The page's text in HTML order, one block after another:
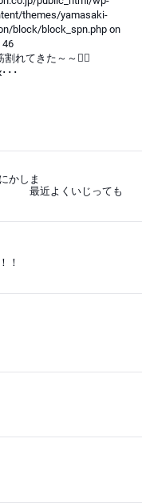
themes/yamasaki-
block/block_spn.php on
46
割れてきた～～🏋🏻
･･
かしま
くいじっても
！